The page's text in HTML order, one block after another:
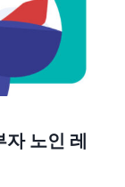
자 노인 레